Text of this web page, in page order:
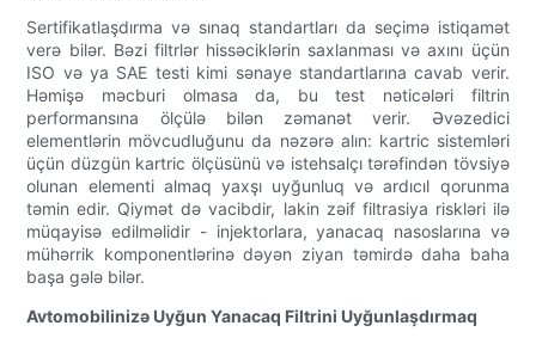
Sertifikatlaşdırma və sınaq standartları da seçimə istiqamət
verə bilər. Bəzi filtrlər hissəciklərin saxlanması və axını üçün
ISO və ya SAE testi kimi sənaye standartlarına cavab verir.
Həmişə məcburi olmasa da, bu test nəticələri filtrin
performansına ölçülə bilən zəmanət verir. Əvəzedici
elementlərin mövcudluğunu da nəzərə alın: kartric sistemləri
üçün düzgün kartric ölçüsünü və istehsalçı tərəfindən tövsiyə
olunan elementi almaq yaxşı uyğunluq və ardıcıl qorunma
təmin edir. Qiymət də vacibdir, lakin zəif filtrasiya riskləri ilə
müqayisə edilməlidir - injektorlara, yanacaq nasoslarına və
mühərrik komponentlərinə dəyən ziyan təmirdə daha baha
başa gələ bilər.
Avtomobilinizə Uyğun Yanacaq Filtrini Uyğunlaşdırmaq